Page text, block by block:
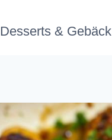
Desserts & Gebäck